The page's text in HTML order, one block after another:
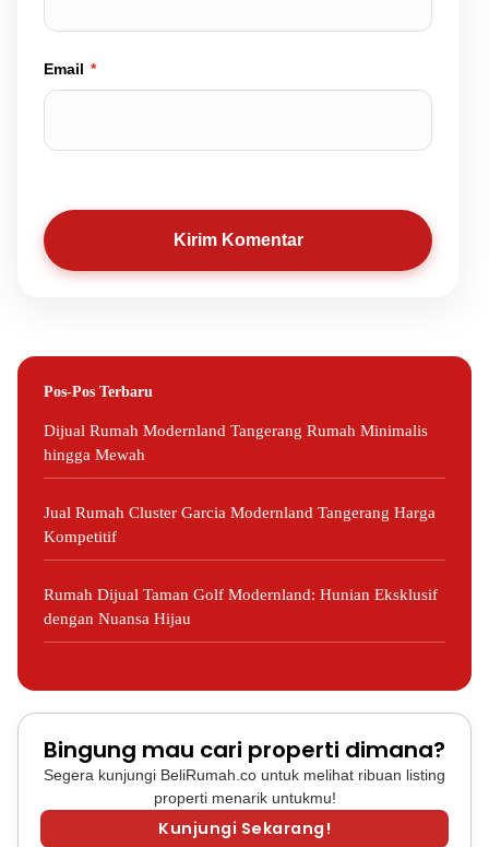
Email *
Kirim Komentar
Pos-Pos Terbaru
Dijual Rumah Modernland Tangerang Rumah Minimalis
hingga Mewah
Jual Rumah Cluster Garcia Modernland Tangerang Harga
Kompetitif
Rumah Dijual Taman Golf Modernland: Hunian Eksklusif
dengan Nuansa Hijau
Bingung mau cari properti dimana?
Segera kunjungi BeliRumah.co untuk melihat ribuan listing
properti menarik untukmu!
Kunjungi Sekarang!